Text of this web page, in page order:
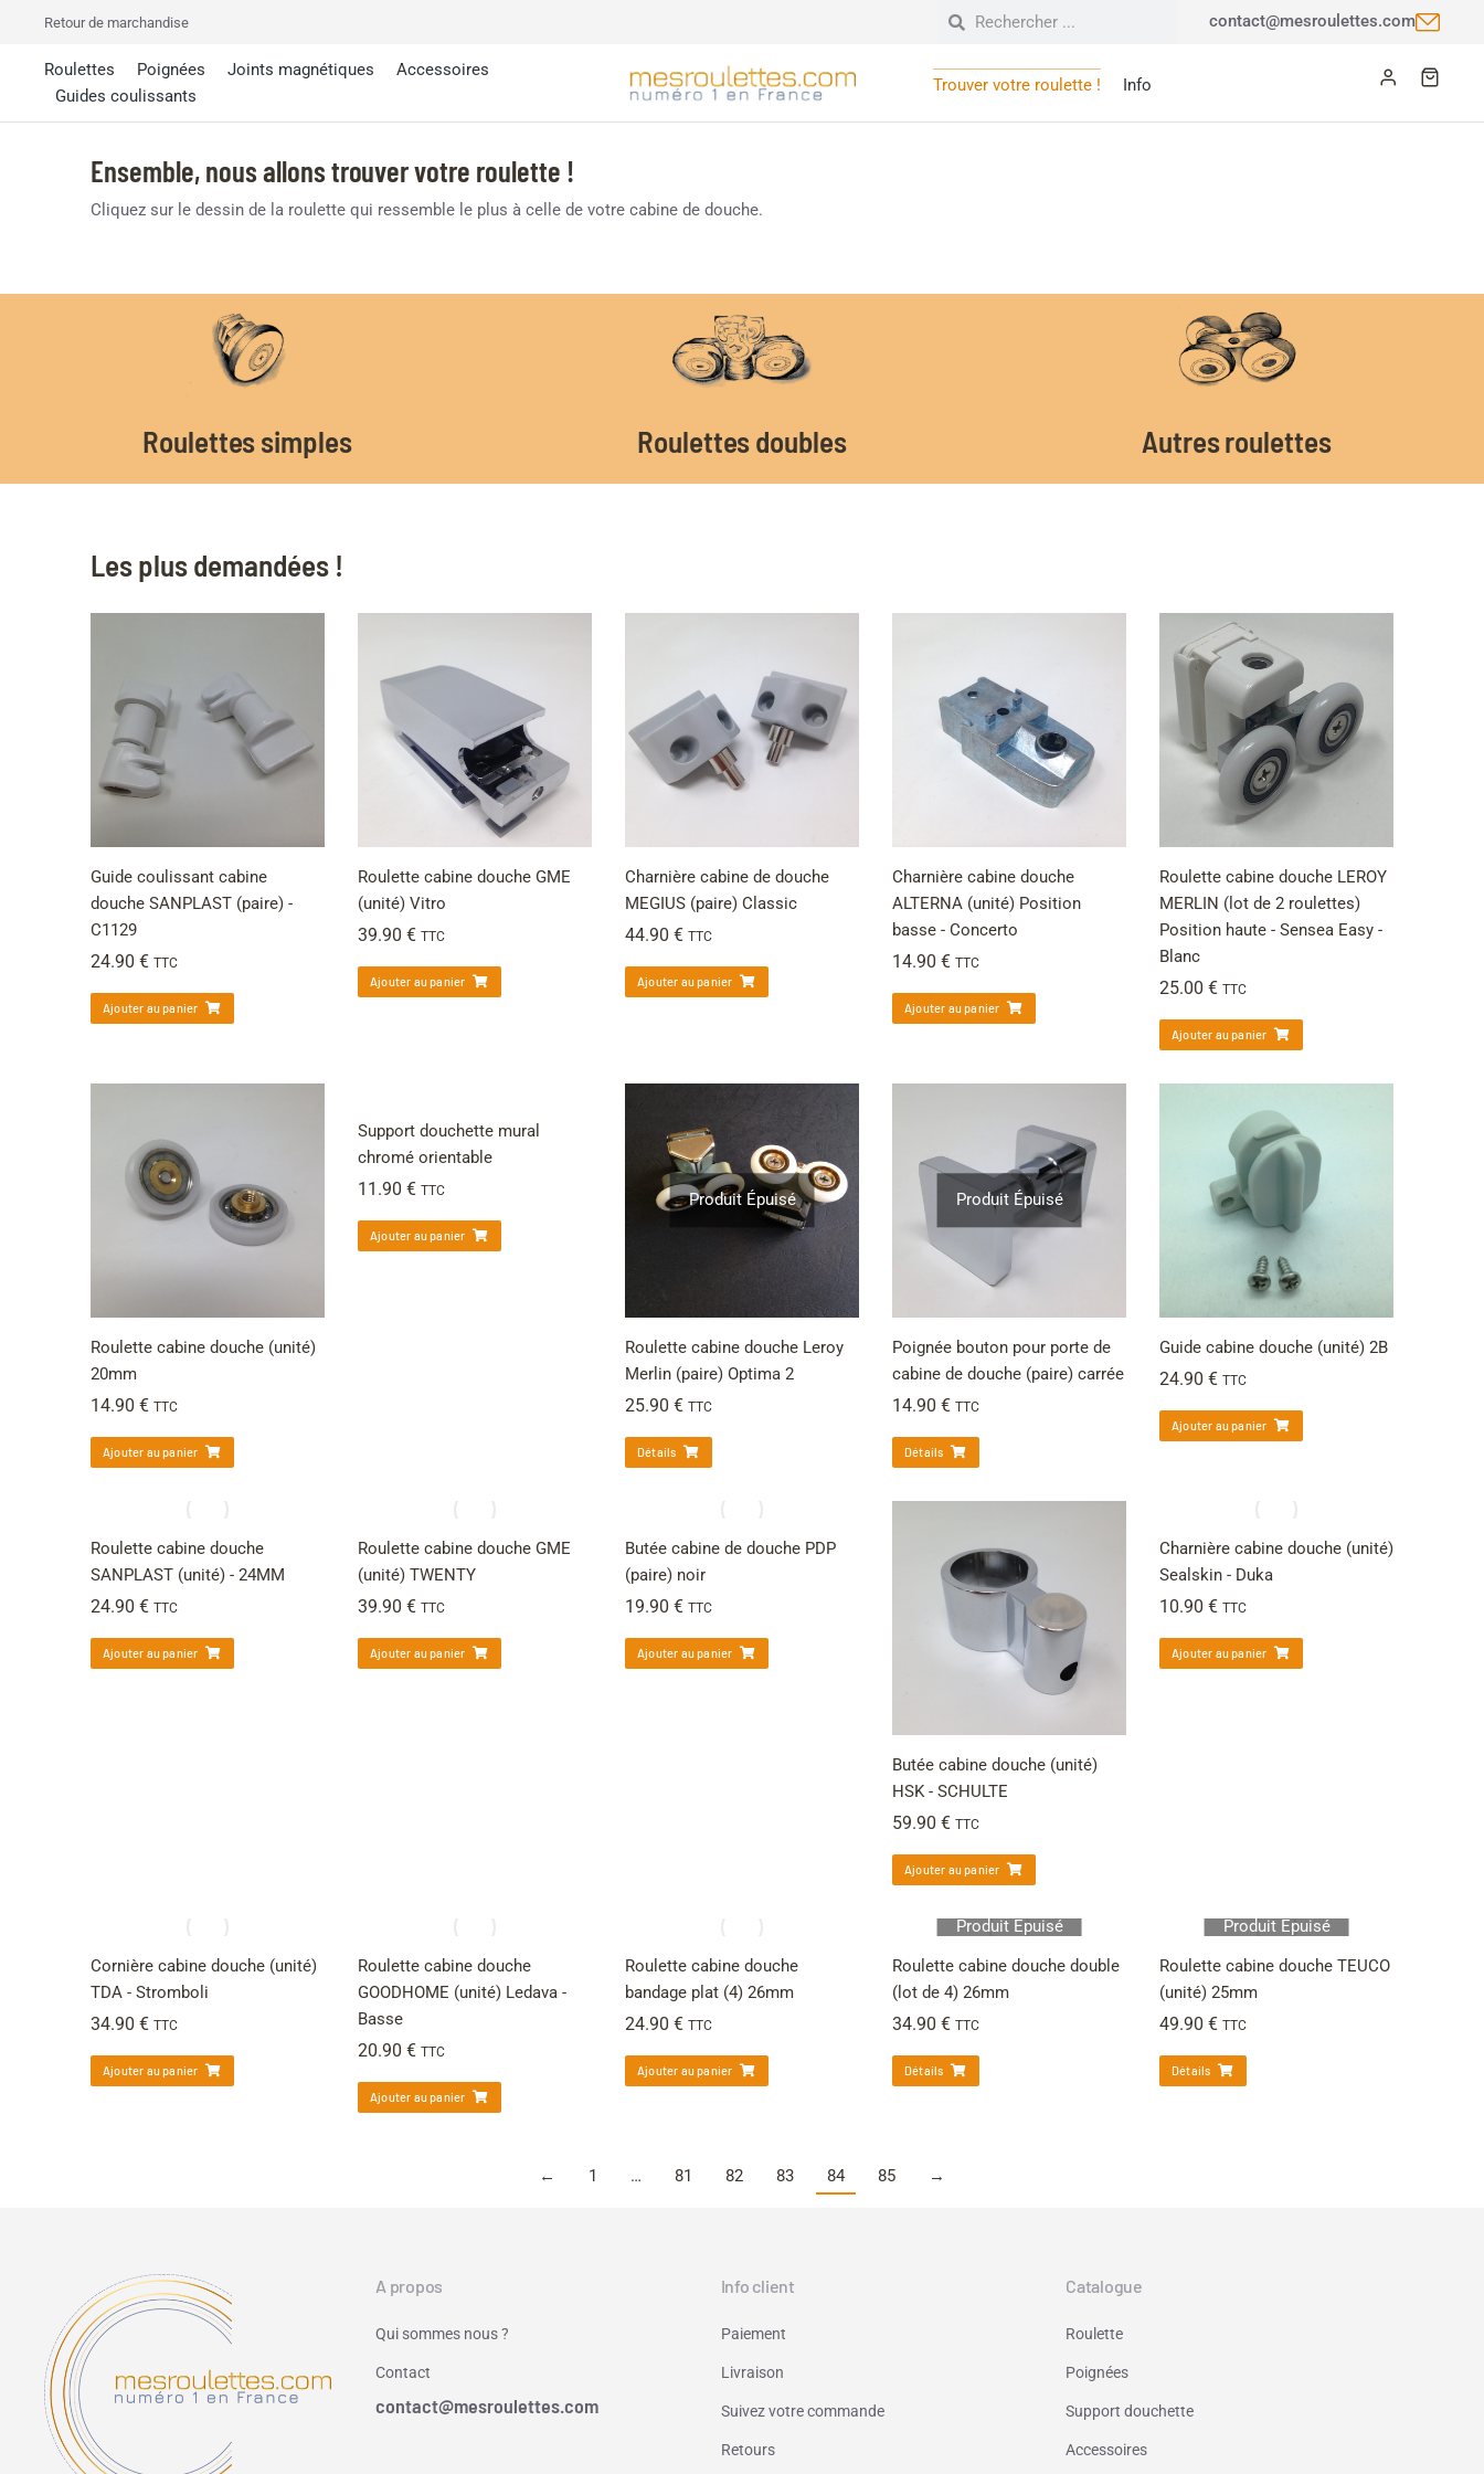
Retour de marchandise contact@mesroulettes.com
Roulettes Poignées Joints magnétiques
Accessoires
Guides coulissants
Trouver votre roulette ! Info
Ensemble, nous allons trouver votre roulette !
Cliquez sur le dessin de la roulette qui ressemble le plus à celle de votre cabine de douche.
Roulettes simples Roulettes doubles Autres roulettes
Les plus demandées !
Guide coulissant cabine
douche SANPLAST (paire) -
C1129
24.90 € TTC
Ajouter au panier
Roulette cabine douche GME
(unité) Vitro
39.90 € TTC
Ajouter au panier
Charnière cabine de douche
MEGIUS (paire) Classic
44.90 € TTC
Ajouter au panier
Charnière cabine douche
ALTERNA (unité) Position
basse - Concerto
14.90 € TTC
Ajouter au panier
Roulette cabine douche LEROY
MERLIN (lot de 2 roulettes)
Position haute - Sensea Easy -
Blanc
25.00 € TTC
Ajouter au panier
Roulette cabine douche (unité)
20mm
14.90 € TTC
Ajouter au panier
Support douchette mural
chromé orientable
11.90 € TTC
Ajouter au panier
Produit Épuisé
Roulette cabine douche Leroy
Merlin (paire) Optima 2
25.90 € TTC
Détails
Produit Épuisé
Poignée bouton pour porte de
cabine de douche (paire) carrée
14.90 € TTC
Détails
Guide cabine douche (unité) 2B
24.90 € TTC
Ajouter au panier
Roulette cabine douche
SANPLAST (unité) - 24MM
24.90 € TTC
Ajouter au panier
Roulette cabine douche GME
(unité) TWENTY
39.90 € TTC
Ajouter au panier
Butée cabine de douche PDP
(paire) noir
19.90 € TTC
Ajouter au panier
Butée cabine douche (unité)
HSK - SCHULTE
59.90 € TTC
Ajouter au panier
Charnière cabine douche (unité)
Sealskin - Duka
10.90 € TTC
Ajouter au panier
Cornière cabine douche (unité)
TDA - Stromboli
34.90 € TTC
Ajouter au panier
Roulette cabine douche
GOODHOME (unité) Ledava -
Basse
20.90 € TTC
Ajouter au panier
Roulette cabine douche
bandage plat (4) 26mm
24.90 € TTC
Ajouter au panier
Produit Épuisé
Roulette cabine douche double
(lot de 4) 26mm
34.90 € TTC
Détails
Produit Épuisé
Roulette cabine douche TEUCO
(unité) 25mm
49.90 € TTC
Détails
← 1 … 81 82 83 84 85 →
A propos
Qui sommes nous ?
Contact
contact@mesroulettes.com
Info client
Paiement
Livraison
Suivez votre commande
Retours
Catalogue
Roulette
Poignées
Support douchette
Accessoires